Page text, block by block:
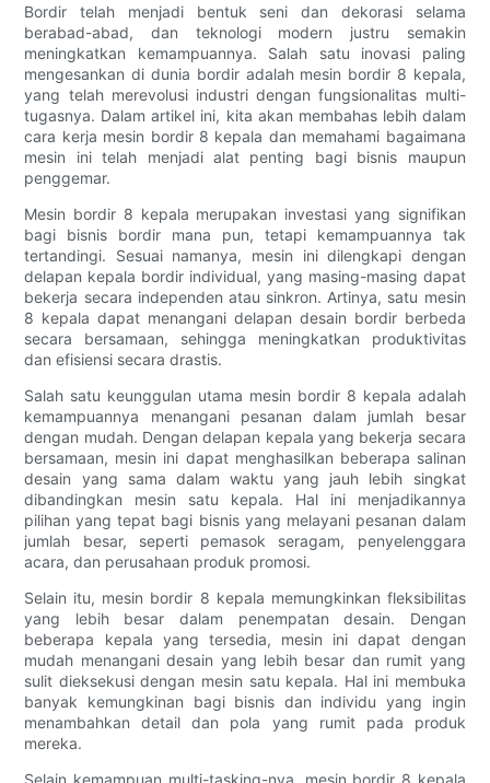
Bordir telah menjadi bentuk seni dan dekorasi selama
berabad-abad, dan teknologi modern justru semakin
meningkatkan kemampuannya. Salah satu inovasi paling
mengesankan di dunia bordir adalah mesin bordir 8 kepala,
yang telah merevolusi industri dengan fungsionalitas multi-
tugasnya. Dalam artikel ini, kita akan membahas lebih dalam
cara kerja mesin bordir 8 kepala dan memahami bagaimana
mesin ini telah menjadi alat penting bagi bisnis maupun
penggemar.
Mesin bordir 8 kepala merupakan investasi yang signifikan
bagi bisnis bordir mana pun, tetapi kemampuannya tak
tertandingi. Sesuai namanya, mesin ini dilengkapi dengan
delapan kepala bordir individual, yang masing-masing dapat
bekerja secara independen atau sinkron. Artinya, satu mesin
8 kepala dapat menangani delapan desain bordir berbeda
secara bersamaan, sehingga meningkatkan produktivitas
dan efisiensi secara drastis.
Salah satu keunggulan utama mesin bordir 8 kepala adalah
kemampuannya menangani pesanan dalam jumlah besar
dengan mudah. ​​Dengan delapan kepala yang bekerja secara
bersamaan, mesin ini dapat menghasilkan beberapa salinan
desain yang sama dalam waktu yang jauh lebih singkat
dibandingkan mesin satu kepala. Hal ini menjadikannya
pilihan yang tepat bagi bisnis yang melayani pesanan dalam
jumlah besar, seperti pemasok seragam, penyelenggara
acara, dan perusahaan produk promosi.
Selain itu, mesin bordir 8 kepala memungkinkan fleksibilitas
yang lebih besar dalam penempatan desain. Dengan
beberapa kepala yang tersedia, mesin ini dapat dengan
mudah menangani desain yang lebih besar dan rumit yang
sulit dieksekusi dengan mesin satu kepala. Hal ini membuka
banyak kemungkinan bagi bisnis dan individu yang ingin
menambahkan detail dan pola yang rumit pada produk
mereka.
Selain kemampuan multi-tasking-nya, mesin bordir 8 kepala